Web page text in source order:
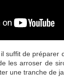
suffit de préparer
les arroser de
une tranche de